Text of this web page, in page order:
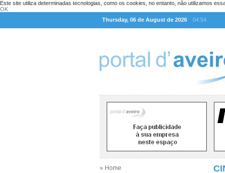
Este site utiliza determinadas tecnologias, como os cookies, no entanto, não utilizamos
OK
Thursday, 06 de August de 2026
04:54
» Home